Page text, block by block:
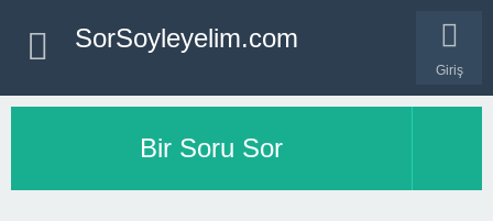
Giriş
SorSoyleyelim.com
Bir Soru Sor